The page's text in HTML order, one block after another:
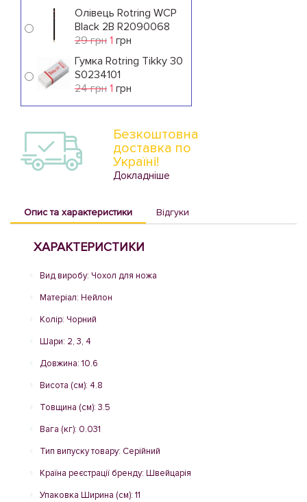
Олівець Rotring WCP
Black 2B R2090068
29 грн 1 грн
Гумка Rotring Tikky 30
S0234101
24 грн 1 грн
Безкоштовна
доставка по
Україні!
Докладніше
Опис та характеристики Відгуки
ХАРАКТЕРИСТИКИ
Вид виробу: Чохол для ножа
Матеріал: Нейлон
Колір: Чорний
Шари: 2, 3, 4
Довжина: 10.6
Висота (см): 4.8
Товщина (см): 3.5
Вага (кг): 0.031
Тип випуску товару: Серійний
Країна реєстрації бренду: Швейцарія
Упаковка Ширина (см): 11